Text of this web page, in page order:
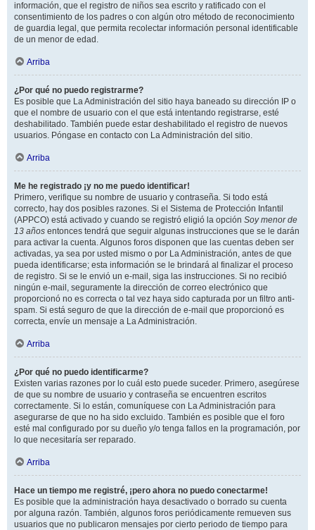
información, que el registro de niños sea escrito y ratificado con el
consentimiento de los padres o con algún otro método de reconocimiento
de guardia legal, que permita recolectar información personal identificable
de un menor de edad.
Arriba
¿Por qué no puedo registrarme?
Es posible que La Administración del sitio haya baneado su dirección IP o
que el nombre de usuario con el que está intentando registrarse, esté
deshabilitado. También puede estar deshabilitado el registro de nuevos
usuarios. Póngase en contacto con La Administración del sitio.
Arriba
Me he registrado ¡y no me puedo identificar!
Primero, verifique su nombre de usuario y contraseña. Si todo está
correcto, hay dos posibles razones. Si el Sistema de Protección Infantil
(APPCO) está activado y cuando se registró eligió la opción Soy menor de
13 años entonces tendrá que seguir algunas instrucciones que se le darán
para activar la cuenta. Algunos foros disponen que las cuentas deben ser
activadas, ya sea por usted mismo o por La Administración, antes de que
pueda identificarse; esta información se le brindará al finalizar el proceso
de registro. Si se le envió un e-mail, siga las instrucciones. Si no recibió
ningún e-mail, seguramente la dirección de correo electrónico que
proporcionó no es correcta o tal vez haya sido capturada por un filtro anti-
spam. Si está seguro de que la dirección de e-mail que proporcionó es
correcta, envíe un mensaje a La Administración.
Arriba
¿Por qué no puedo identificarme?
Existen varias razones por lo cuál esto puede suceder. Primero, asegúrese
de que su nombre de usuario y contraseña se encuentren escritos
correctamente. Si lo están, comuníquese con La Administración para
asegurarse de que no ha sido excluido. También es posible que el foro
esté mal configurado por su dueño y/o tenga fallos en la programación, por
lo que necesitaría ser reparado.
Arriba
Hace un tiempo me registré, ¡pero ahora no puedo conectarme!
Es posible que la administración haya desactivado o borrado su cuenta
por alguna razón. También, algunos foros periódicamente remueven sus
usuarios que no publicaron mensajes por cierto periodo de tiempo para